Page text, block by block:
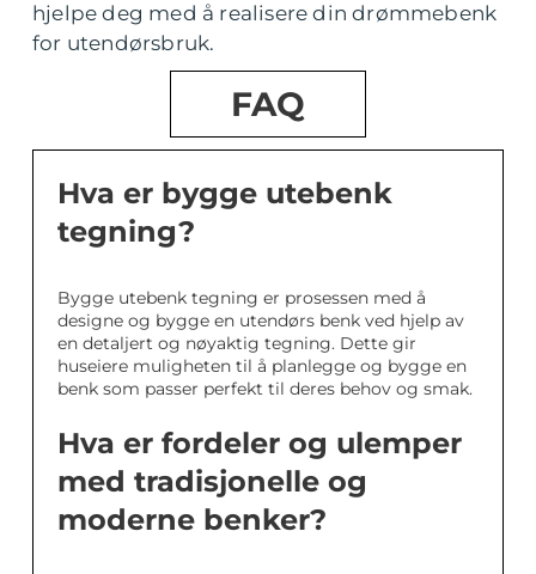
hjelpe deg med å realisere din drømmebenk
for utendørsbruk.
FAQ
Hva er bygge utebenk
tegning?
Bygge utebenk tegning er prosessen med å
designe og bygge en utendørs benk ved hjelp av
en detaljert og nøyaktig tegning. Dette gir
huseiere muligheten til å planlegge og bygge en
benk som passer perfekt til deres behov og smak.
Hva er fordeler og ulemper
med tradisjonelle og
moderne benker?